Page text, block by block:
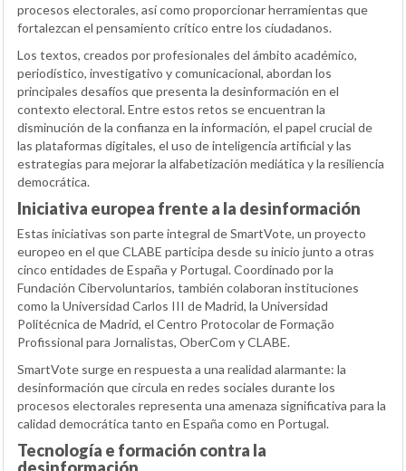
procesos electorales, así como proporcionar herramientas que
fortalezcan el pensamiento crítico entre los ciudadanos.
Los textos, creados por profesionales del ámbito académico,
periodístico, investigativo y comunicacional, abordan los
principales desafíos que presenta la desinformación en el
contexto electoral. Entre estos retos se encuentran la
disminución de la confianza en la información, el papel crucial de
las plataformas digitales, el uso de inteligencia artificial y las
estrategias para mejorar la alfabetización mediática y la resiliencia
democrática.
Iniciativa europea frente a la desinformación
Estas iniciativas son parte integral de SmartVote, un proyecto
europeo en el que CLABE participa desde su inicio junto a otras
cinco entidades de España y Portugal. Coordinado por la
Fundación Cibervoluntarios, también colaboran instituciones
como la Universidad Carlos III de Madrid, la Universidad
Politécnica de Madrid, el Centro Protocolar de Formação
Profissional para Jornalistas, OberCom y CLABE.
SmartVote surge en respuesta a una realidad alarmante: la
desinformación que circula en redes sociales durante los
procesos electorales representa una amenaza significativa para la
calidad democrática tanto en España como en Portugal.
Tecnología e formación contra la
desinformación